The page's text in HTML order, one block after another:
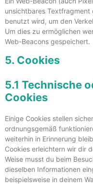
unsichtbares Textfragment
benutzt wird, um den
Um dies zu ermöglichen
Web-Beacons gespeichert.
5. Cookies
5.1 Technische
Cookies
Einige Cookies stellen
ordnungsgemäß
weiterhin in Erinnerung
Cookies erleichtern wir dir
Weise musst du beim
dieselben Informationen
beispielsweise in deinem